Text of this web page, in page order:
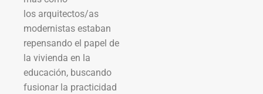
los arquitectos/as
modernistas estaban
repensando el papel de
la vivienda en la
educación, buscando
fusionar la practicidad